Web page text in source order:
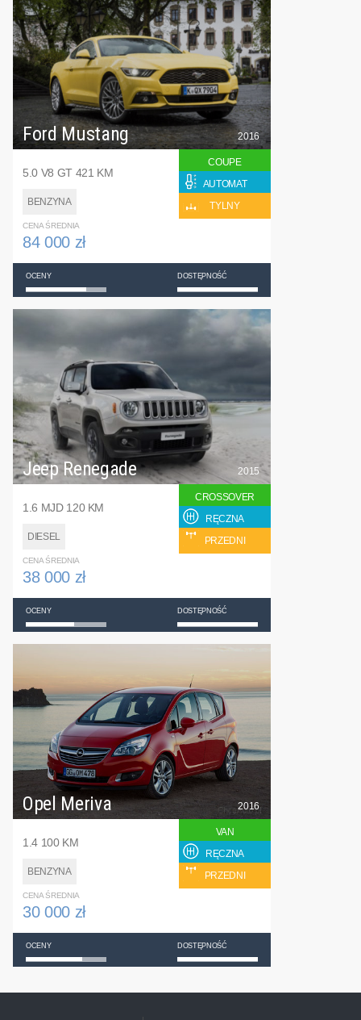
Ford Mustang
5.0 V8 GT 421 KM
BENZYNA
2016
COUPE
AUTOMAT
TYLNY
CENA ŚREDNIA
84 000 zł
OCENY DOSTĘPNOŚĆ
Jeep Renegade
1.6 MJD 120 KM
DIESEL
2015
CROSSOVER
RĘCZNA
PRZEDNI
CENA ŚREDNIA
38 000 zł
OCENY DOSTĘPNOŚĆ
Opel Meriva
1.4 100 KM
BENZYNA
2016
VAN
RĘCZNA
PRZEDNI
CENA ŚREDNIA
30 000 zł
OCENY DOSTĘPNOŚĆ